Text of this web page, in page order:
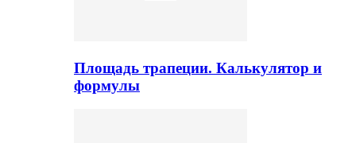
Площадь трапеции. Калькулятор и
формулы